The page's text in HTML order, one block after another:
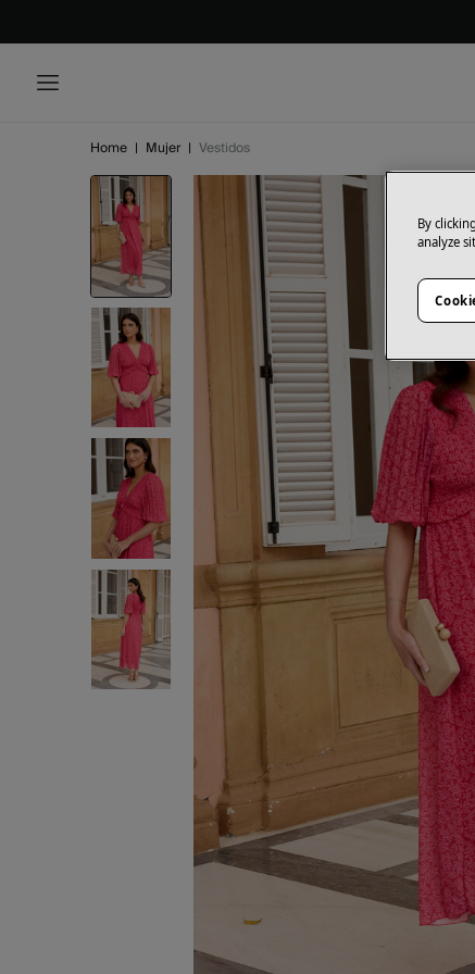
Home | Mujer | Vestidos
By
analyze